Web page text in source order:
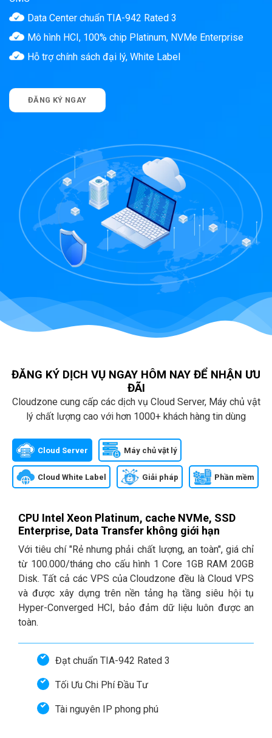
Data Center chuẩn TIA-942 Rated 3
Mô hình HCI, 100% chip Platinum, NVMe Enterprise
Hỗ trợ chính sách đại lý, White Label
ĐĂNG KÝ NGAY
ĐĂNG KÝ DỊCH VỤ NGAY HÔM NAY ĐỂ NHẬN ƯU
ĐÃI
Cloudzone cung cấp các dịch vụ Cloud Server, Máy chủ vật
lý chất lượng cao với hơn 1000+ khách hàng tin dùng
Cloud Server Máy chủ vật lý
Cloud White Label Giải pháp Phần mềm
CPU Intel Xeon Platinum, cache NVMe, SSD
Enterprise, Data Transfer không giới hạn
Với tiêu chí "Rẻ nhưng phải chất lượng, an toàn", giá chỉ
từ 100.000/tháng cho cấu hình 1 Core 1GB RAM 20GB
Disk. Tất cả các VPS của Cloudzone đều là Cloud VPS
và được xây dựng trên nền tảng hạ tầng siêu hội tụ
Hyper-Converged HCI, bảo đảm dữ liệu luôn được an
toàn.
Đạt chuẩn TIA-942 Rated 3
Tối Ưu Chi Phí Đầu Tư
Tài nguyên IP phong phú